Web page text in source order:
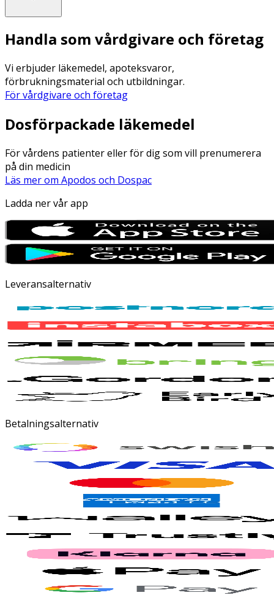
Handla som vårdgivare och företag
Vi erbjuder läkemedel, apoteksvaror,
förbrukningsmaterial och utbildningar.
För vårdgivare och företag
Dosförpackade läkemedel
För vårdens patienter eller för dig som vill prenumerera
på din medicin
Läs mer om Apodos och Dospac
Ladda ner vår app
Leveransalternativ
Betalningsalternativ